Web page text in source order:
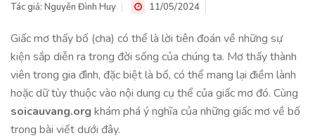
Tác giả: Nguyễn Đình Huy 11/05/2024
Giấc mơ thấy bố (cha) có thể là lời tiên đoán về những sự
kiện sắp diễn ra trong đời sống của chúng ta. Mơ thấy thành
viên trong gia đình, đặc biệt là bố, có thể mang lại điềm lành
hoặc dữ tùy thuộc vào nội dung cụ thể của giấc mơ đó. Cùng
soicauvang.org khám phá ý nghĩa của những giấc mơ về bố
trong bài viết dưới đây.